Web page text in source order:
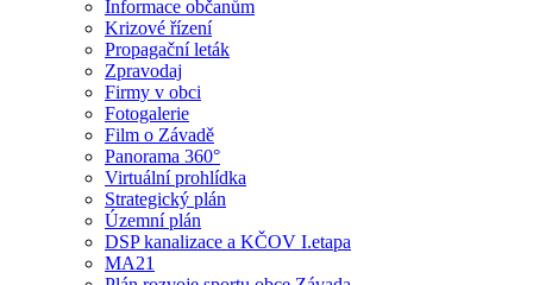
Informace občanům
Krizové řízení
Propagační leták
Zpravodaj
Firmy v obci
Fotogalerie
Film o Závadě
Panorama 360°
Virtuální prohlídka
Strategický plán
Územní plán
DSP kanalizace a KČOV I.etapa
MA21